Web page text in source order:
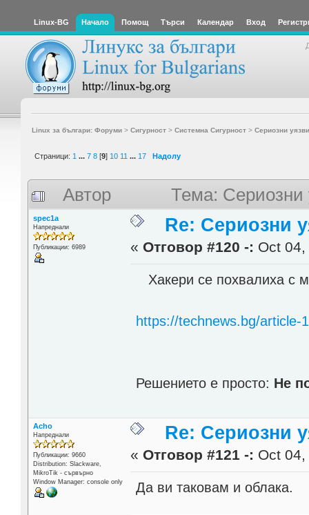
Linux-BG Начало Помощ Търси Календар Вход
Linux за българи: Форуми> Сигурност> Системна Сигурност> Сериозни
Страници: 1 ... 7 8 [9] 10 11 ... 17 Надолу
Автор Тема: Сериозни
spec1a
Напреднали
Публикации: 6989
Re: Сериозни
« Отговор #120 -: Oct
Хакери се похвалиха с
https://technews.bg/article-
Решението е просто: Не
Acho
Напреднали
Публикации: 9660
Distribution: Slackware,
MikroTik - сървърно
Window Manager: console only
Re: Сериозни
« Отговор #121 -: Oct
Да ви таковам и облака.